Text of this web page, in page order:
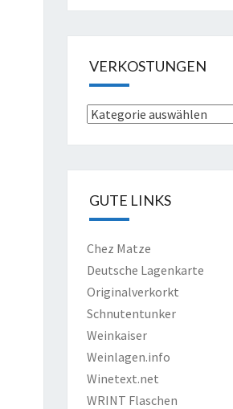
VERKOSTUNGEN
Verkostungen
GUTE LINKS
Chez Matze
Deutsche Lagenkarte
Originalverkorkt
Schnutentunker
Weinkaiser
Weinlagen.info
Winetext.net
WRINT Flaschen